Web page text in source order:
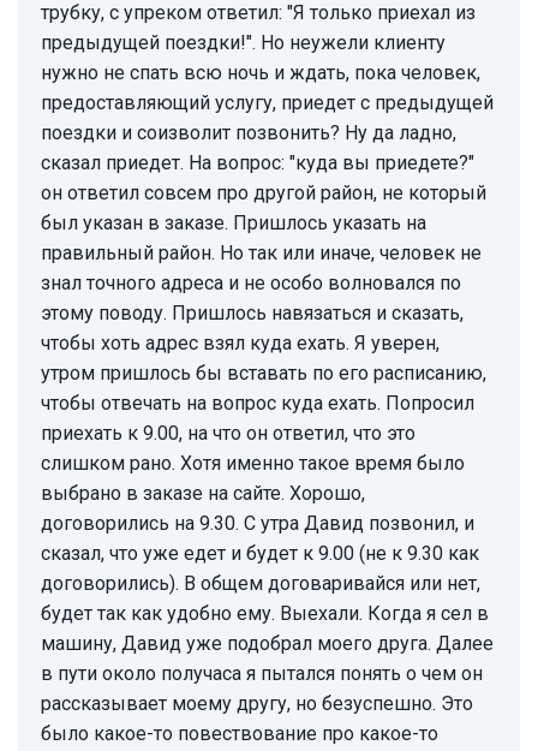
трубку, с упреком ответил: "Я только приехал из
предыдущей поездки!". Но неужели клиенту
нужно не спать всю ночь и ждать, пока человек,
предоставляющий услугу, приедет с предыдущей
поездки и соизволит позвонить? Ну да ладно,
сказал приедет. На вопрос: "куда вы приедете?"
он ответил совсем про другой район, не который
был указан в заказе. Пришлось указать на
правильный район. Но так или иначе, человек не
знал точного адреса и не особо волновался по
этому поводу. Пришлось навязаться и сказать,
чтобы хоть адрес взял куда ехать. Я уверен,
утром пришлось бы вставать по его расписанию,
чтобы отвечать на вопрос куда ехать. Попросил
приехать к 9.00, на что он ответил, что это
слишком рано. Хотя именно такое время было
выбрано в заказе на сайте. Хорошо,
договорились на 9.30. С утра Давид позвонил, и
сказал, что уже едет и будет к 9.00 (не к 9.30 как
договорились). В общем договаривайся или нет,
будет так как удобно ему. Выехали. Когда я сел в
машину, Давид уже подобрал моего друга. Далее
в пути около получаса я пытался понять о чем он
рассказывает моему другу, но безуспешно. Это
было какое-то повествование про какое-то